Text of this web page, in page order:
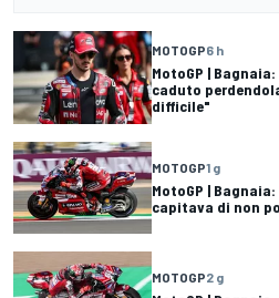
MOTOGP6 h
MotoGP |
caduto
difficile"
MOTOGP1 g
MotoGP |
capitava di non
MOTOGP2 g